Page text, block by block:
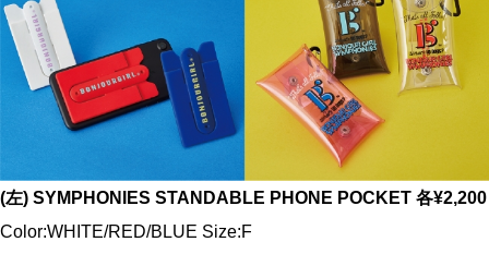
(左) SYMPHONIES STANDABLE PHONE POCKET 各¥2,200
Color:WHITE/RED/BLUE Size:F